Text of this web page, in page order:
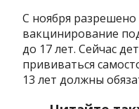
С ноября разрешено
вакцинирование
до 17 лет. Сейчас
прививаться
13 лет должны